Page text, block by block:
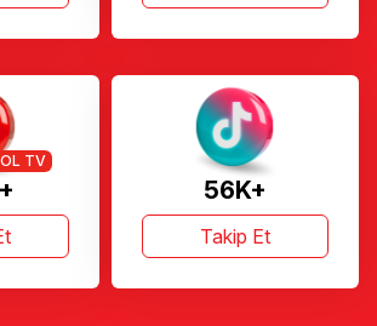
TV
56K+
Takip Et